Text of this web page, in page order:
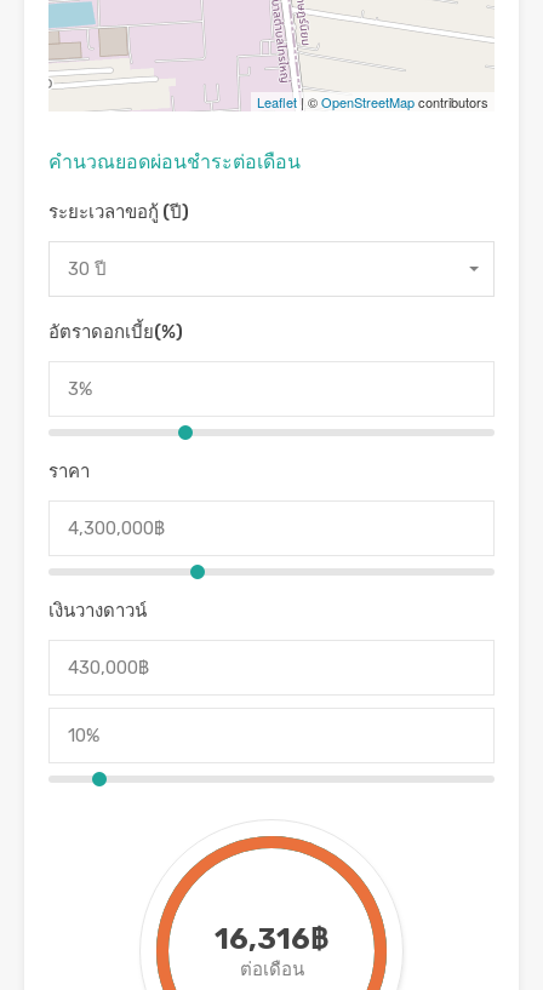
Leaflet | ©OpenStreetMapcontributors
คํานวณยอดผ่อนชําระต่อเดือน
ระยะเวลาขอกู้ (ปี)
30 ปี
อัตราดอกเบี้ย(%)
ราคา
เงินวางดาวน์
16,316฿
ต่อเดือน